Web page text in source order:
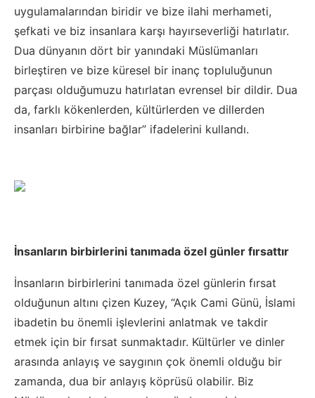
uygulamalarından biridir ve bize ilahi merhameti,
şefkati ve biz insanlara karşı hayırseverliği hatırlatır.
Dua dünyanın dört bir yanındaki Müslümanları
birleştiren ve bize küresel bir inanç topluluğunun
parçası olduğumuzu hatırlatan evrensel bir dildir. Dua
da, farklı kökenlerden, kültürlerden ve dillerden
insanları birbirine bağlar” ifadelerini kullandı.
İnsanların birbirlerini tanımada özel günler fırsattır
İnsanların birbirlerini tanımada özel günlerin fırsat
olduğunun altını çizen Kuzey, “Açık Cami Günü, İslami
ibadetin bu önemli işlevlerini anlatmak ve takdir
etmek için bir fırsat sunmaktadır. Kültürler ve dinler
arasında anlayış ve saygının çok önemli olduğu bir
zamanda, dua bir anlayış köprüsü olabilir. Biz